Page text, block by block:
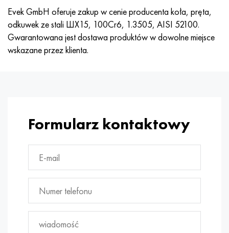
Evek GmbH oferuje zakup w cenie producenta koła, pręta,
odkuwek ze stali ШХ15, 100Cr6, 1.3505, AISI 52100.
Gwarantowana jest dostawa produktów w dowolne miejsce
wskazane przez klienta.
Formularz kontaktowy
Hastelloy 3
Hastelloy x
45HN2MFA, k2425, 45hnmf
A40G, 44smn28, 1.0762, 46s20